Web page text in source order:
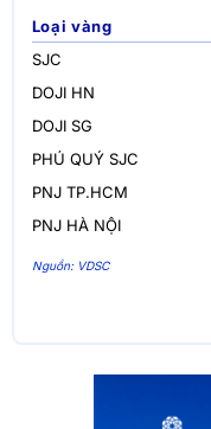
Loại vàng
SJC
DOJI HN
DOJI SG
PHÚ QUÝ SJC
PNJ TP.HCM
PNJ HÀ NỘI
Nguồn: VDSC